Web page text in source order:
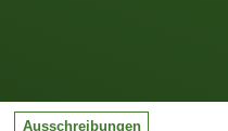
Ausschreibungen